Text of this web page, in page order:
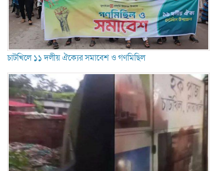
চাটখিলে ১১ দলীয় ঐক্যের সমাবেশ ও গণমিছিল